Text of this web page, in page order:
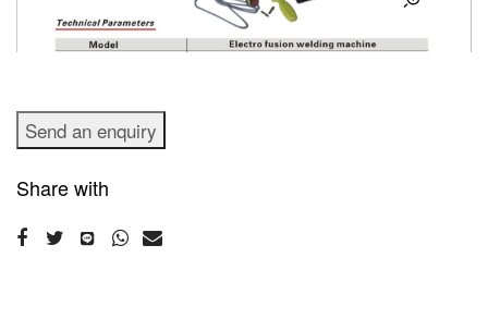
Send an enquiry
Share with